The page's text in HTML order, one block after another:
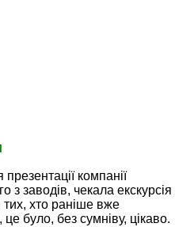
компанії
заводів, чекала екскурсія
хто раніше вже
було, без сумніву, цікаво.